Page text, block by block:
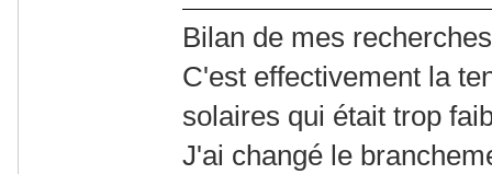
Bilan de mes
C'est effectivement la
solaires qui était trop
J'ai changé le